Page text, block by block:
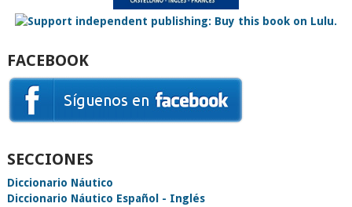
FACEBOOK
SECCIONES
Diccionario Náutico
Diccionario Náutico Español - Inglés